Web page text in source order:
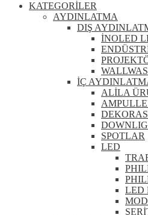
KATEGORİLER
AYDINLATMA
DIŞ
İNOLED
İÇ
ALİLA
SPOTLAR
LED
LED